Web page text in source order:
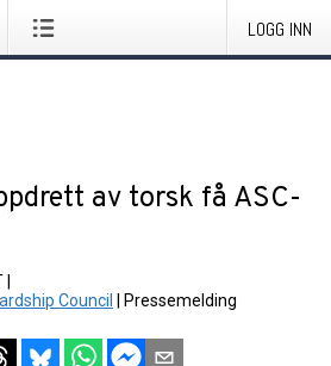
LOGG INN
av torsk få ASC-
Council
Pressemelding